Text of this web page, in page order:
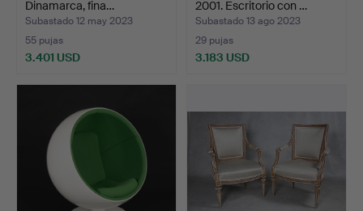
Dinamarca, fina…
Subastado 12 may 2023
55 pujas
3.401 USD
2001. Escritorio con …
Subastado 13 ago 2023
29 pujas
3.183 USD